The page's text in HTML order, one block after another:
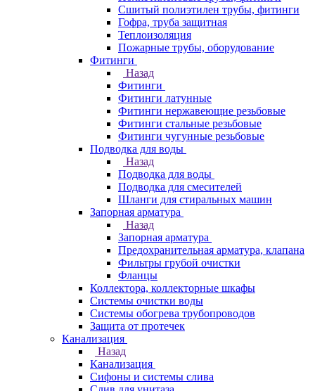
Сшитый полиэтилен трубы, фитинги
Гофра, труба защитная
Теплоизоляция
Пожарные трубы, оборудование
Фитинги
Назад
Фитинги
Фитинги латунные
Фитинги нержавеющие резьбовые
Фитинги стальные резьбовые
Фитинги чугунные резьбовые
Подводка для воды
Назад
Подводка для воды
Подводка для смесителей
Шланги для стиральных машин
Запорная арматура
Назад
Запорная арматура
Предохранительная арматура, клапана
Фильтры грубой очистки
Фланцы
Коллектора, коллекторные шкафы
Системы очистки воды
Системы обогрева трубопроводов
Защита от протечек
Канализация
Назад
Канализация
Сифоны и системы слива